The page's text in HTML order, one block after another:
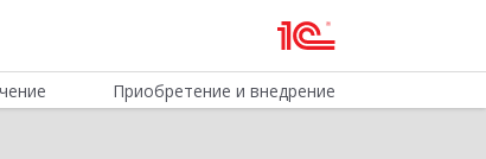
Приобретение и внедрение